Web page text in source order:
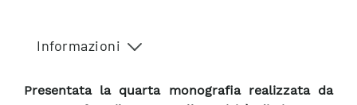
Informazioni
Presentata la quarta monografia realizzata da